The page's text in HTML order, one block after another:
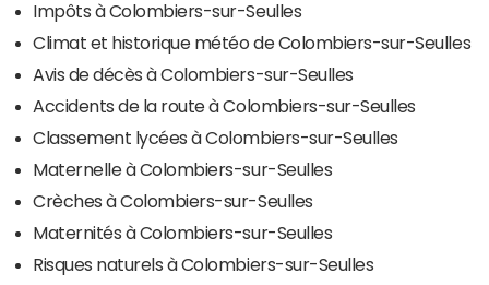
Impôts à Colombiers-sur-Seulles
Climat et historique météo de Colombiers-sur-Seulles
Avis de décès à Colombiers-sur-Seulles
Accidents de la route à Colombiers-sur-Seulles
Classement lycées à Colombiers-sur-Seulles
Maternelle à Colombiers-sur-Seulles
Crèches à Colombiers-sur-Seulles
Maternités à Colombiers-sur-Seulles
Risques naturels à Colombiers-sur-Seulles